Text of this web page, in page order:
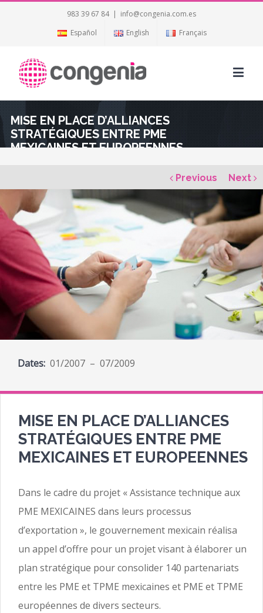
983 39 67 84 | info@congenia.com.es
Español
English Français
MISE EN PLACE D’ALLIANCES
STRATÉGIQUES ENTRE PME
MEXICAINES ET EUROPEENNES
Previous Next
Dates: 01/2007 – 07/2009
MISE EN PLACE D’ALLIANCES
STRATÉGIQUES ENTRE PME
MEXICAINES ET EUROPEENNES
Dans le cadre du projet « Assistance technique aux
PME MEXICAINES dans leurs processus
d’exportation », le gouvernement mexicain réalisa
un appel d’offre pour un projet visant à élaborer un
plan stratégique pour consolider 140 partenariats
entre les PME et TPME mexicaines et PME et TPME
européennes de divers secteurs.